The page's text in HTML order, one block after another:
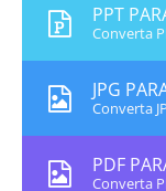
PPT
Converta
JPG
Converta
PDF
Converta